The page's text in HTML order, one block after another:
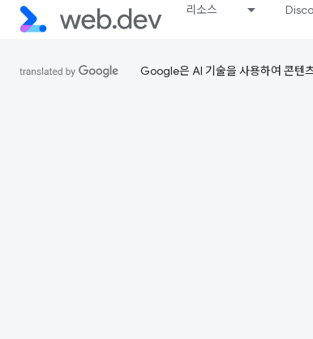
리소스
Google은 AI 기술을 사용하여 콘텐